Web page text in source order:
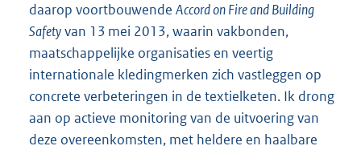
daarop voortbouwende Accord on Fire and Building
Safetyvan 13 mei 2013, waarin vakbonden,
maatschappelijke organisaties en veertig
internationale kledingmerken zich vastleggen op
concrete verbeteringen in de textielketen. Ik drong
aan op actieve monitoring van de uitvoering van
deze overeenkomsten, met heldere en haalbare